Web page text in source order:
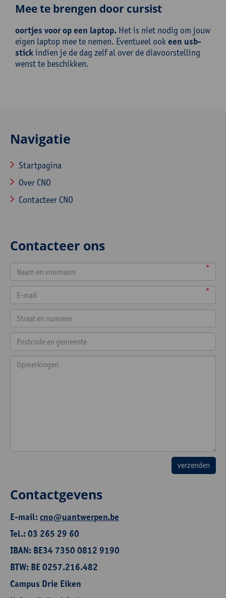
Mee te brengen door cursist
oortjes voor op een laptop. Het is niet nodig om jouw
eigen laptop mee te nemen. Eventueel ookeen usb-
stickindien je de dag zelf al over de diavoorstelling
wenst te beschikken.
Navigatie
Startpagina
Over CNO
Contacteer CNO
Contacteer ons
*
*
Contactgevens
E-mail:cno@uantwerpen.be
Tel.: 03 265 29 60
IBAN: BE34 7350 0812 9190
BTW: BE 0257.216.482
Campus Drie Eiken